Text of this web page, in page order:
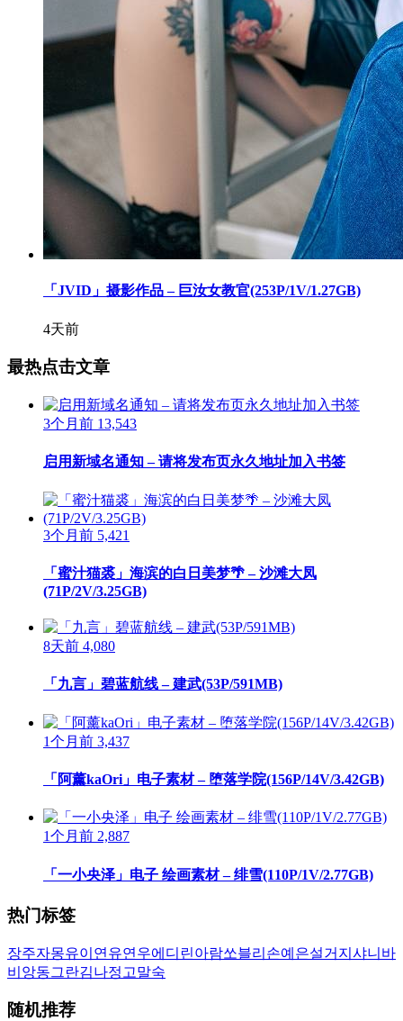
「JVID」摄影作品 – 巨汝女教官(253P/1V/1.27GB)
4天前
最热点击文章
3个月前 13,543
启用新域名通知 – 请将发布页永久地址加入书签
3个月前 5,421
「蜜汁猫裘」海滨的白日美梦🌴 – 沙滩大凤
(71P/2V/3.25GB)
8天前 4,080
「九言」碧蓝航线 – 建武(53P/591MB)
1个月前 3,437
「阿薰kaOri」电子素材 – 堕落学院(156P/14V/3.42GB)
1个月前 2,887
「一小央泽」电子 绘画素材 – 绯雪(110P/1V/2.77GB)
热门标签
장주자몽유이 연유연우에디린아람쏘블리 손예은설거지 샤니 바
비앙동그란김나정 고말숙
随机推荐